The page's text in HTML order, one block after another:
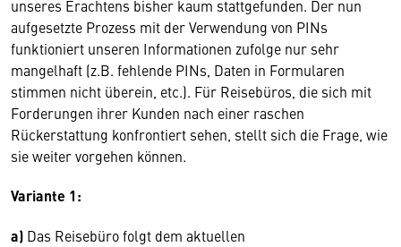
unseres Erachtens bisher kaum stattgefunden. Der nun
aufgesetzte Prozess mit der Verwendung von PINs
funktioniert unseren Informationen zufolge nur sehr
mangelhaft (z.B. fehlende PINs, Daten in Formularen
stimmen nicht überein, etc.). Für Reisebüros, die sich mit
Forderungen ihrer Kunden nach einer raschen
Rückerstattung konfrontiert sehen, stellt sich die Frage, wie
sie weiter vorgehen können.
Variante 1:
a) Das Reisebüro folgt dem aktuellen